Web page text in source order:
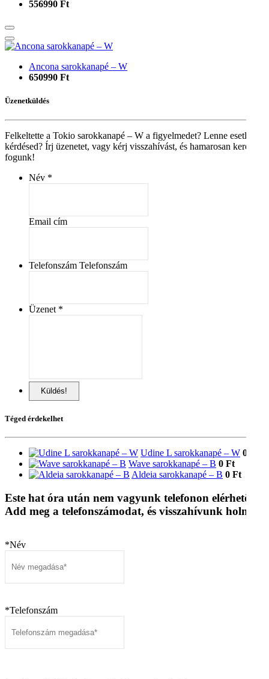
556990 Ft
Ancona sarokkanapé – W
650990 Ft
Üzenetküldés
Felkeltette a Tokio sarokkanapé – W a figyelmedet? Lenne esetleg
kérdésed? Írj üzenetet, vagy kérj visszahívást, és hamarosan keresni
fogunk!
Név
Email cím
Telefonszám Telefonszám
Üzenet
Küldés!
Téged érdekelhet
Udine L sarokkanapé – W 0 Ft
Wave sarokkanapé – B 0 Ft
Aldeia sarokkanapé – B 0 Ft
Este hat óra után nem vagyunk telefonon elérhetők.
Add meg a telefonszámodat, és visszahívunk holnap!
*Név
*Telefonszám